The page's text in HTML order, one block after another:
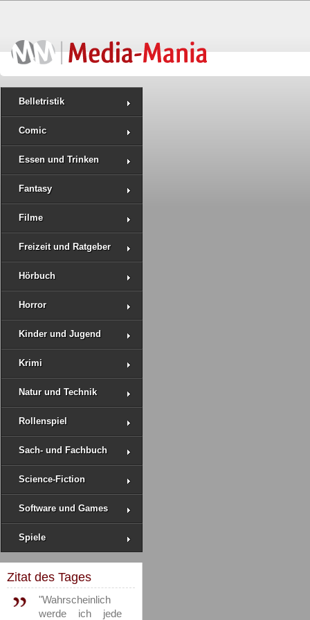
Belletristik
Comic
Essen und Trinken
Fantasy
Filme
Freizeit und Ratgeber
Hörbuch
Horror
Kinder und Jugend
Krimi
Natur und Technik
Rollenspiel
Sach- und Fachbuch
Science-Fiction
Software und Games
Spiele
Zitat des Tages
"Wahrscheinlich
werde ich jede